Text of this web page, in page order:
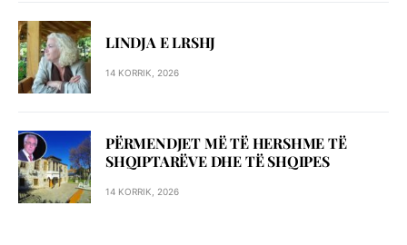
LINDJA E LRSHJ
14 KORRIK, 2026
PËRMENDJET MË TË HERSHME TË
SHQIPTARËVE DHE TË SHQIPES
14 KORRIK, 2026